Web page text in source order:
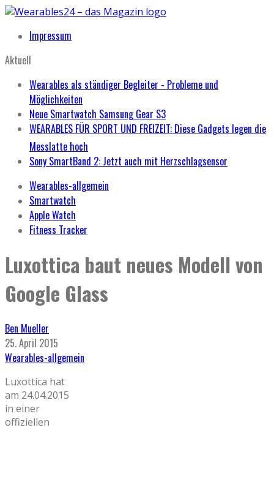
Impressum
Aktuell
Wearables als ständiger Begleiter - Probleme und
Möglichkeiten
Neue Smartwatch Samsung Gear S3
WEARABLES FÜR SPORT UND FREIZEIT: Diese Gadgets legen die
Messlatte hoch
Sony SmartBand 2: Jetzt auch mit Herzschlagsensor
Wearables-allgemein
Smartwatch
Apple Watch
Fitness Tracker
Luxottica baut neues Modell von
Google Glass
Ben Mueller
25. April 2015
Wearables-allgemein
Luxottica hat
am 24.04.2015
in einer
offiziellen